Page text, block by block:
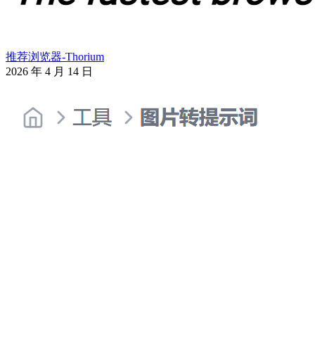
推荐浏览器-Thorium
2026 年 4 月 14 日